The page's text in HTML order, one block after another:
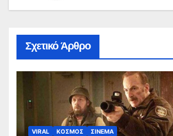
Σχετικό Άρθρο
VIRAL ΚΟΣΜΟΣ ΣΙΝΕΜΑ